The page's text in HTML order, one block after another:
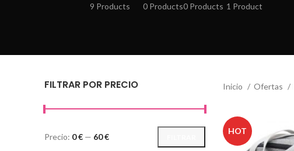
9 Products
0 Products0 Products 1 Product
FILTRAR POR PRECIO
Precio: 0 € — 60 €
Inicio Ofertas
HOT